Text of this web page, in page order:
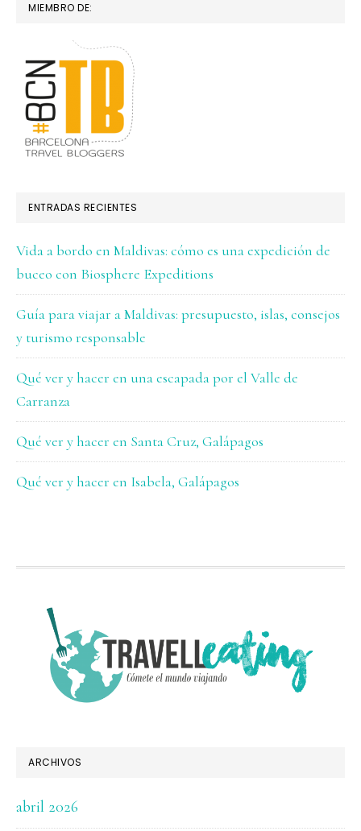
MIEMBRO DE:
ENTRADAS RECIENTES
Vida a bordo en Maldivas: cómo es una expedición de
buceo con Biosphere Expeditions
Guía para viajar a Maldivas: presupuesto, islas, consejos
y turismo responsable
Qué ver y hacer en una escapada por el Valle de
Carranza
Qué ver y hacer en Santa Cruz, Galápagos
Qué ver y hacer en Isabela, Galápagos
FOOTER
ARCHIVOS
abril 2026